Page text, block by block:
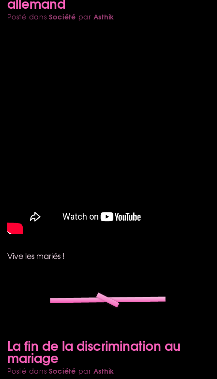
Posté dansSociété par Asthik
Vive les mariés !
La fin de la discrimination au
mariage
Posté dansSociété par Asthik